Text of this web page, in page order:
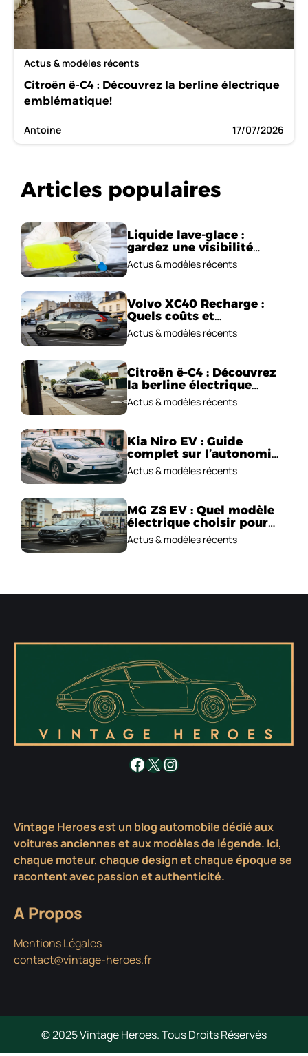
Actus & modèles récents
Citroën ë-C4 : Découvrez la berline électrique
emblématique!
Antoine 17/07/2026
Articles populaires
Liquide lave-glace :
gardez une visibilité
parfaite en voiture
Actus & modèles récents
Volvo XC40 Recharge :
Quels coûts et
performances
électriques ?
Actus & modèles récents
Citroën ë-C4 : Découvrez
la berline électrique
emblématique!
Actus & modèles récents
Kia Niro EV : Guide
complet sur l’autonomie
et le prix !
Actus & modèles récents
MG ZS EV : Quel modèle
électrique choisir pour
2026 ?
Actus & modèles récents
Facebook
X Instagram
Vintage Heroes est un blog automobile dédié aux
voitures anciennes et aux modèles de légende. Ici,
chaque moteur, chaque design et chaque époque se
racontent avec passion et authenticité.
A Propos
Mentions Légales
contact@vintage-heroes.fr
© 2025 Vintage Heroes. Tous Droits Réservés